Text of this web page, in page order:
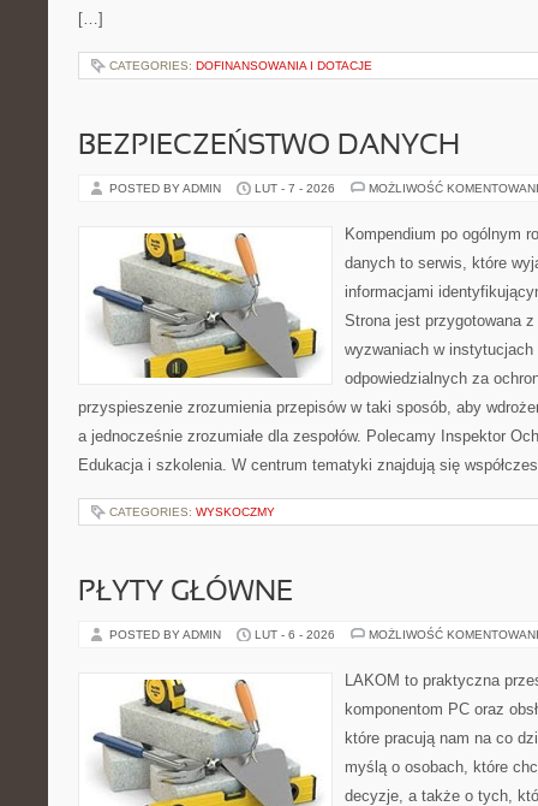
[…]
CATEGORIES: DOFINANSOWANIA I DOTACJE
BEZPIECZEŃSTWO DANYCH
POSTED BY ADMIN LUT - 7 - 2026 MOŻLIWOŚĆ
Kompendium po ogólnym
danych to serwis, które
informacjami
Strona jest przygotowana
wyzwaniach w instytucjach
odpowiedzialnych za
przyspieszenie zrozumienia przepisów w taki sposób, aby
a jednocześnie zrozumiałe dla zespołów. Polecamy Inspektor
Edukacja i szkolenia. W centrum tematyki znajdują się
CATEGORIES: WYSKOCZMY
PŁYTY GŁÓWNE
POSTED BY ADMIN LUT - 6 - 2026 MOŻLIWOŚĆ
LAKOM to praktyczna
komponentom PC oraz
które pracują nam na co
myślą o osobach, które
decyzje, a także o tych,